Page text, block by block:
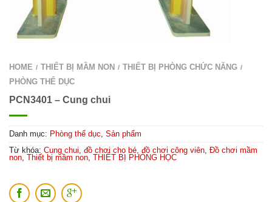
HOME / THIẾT BỊ MẦM NON / THIẾT BỊ PHÒNG CHỨC NĂNG /
PHÒNG THỂ DỤC
PCN3401 – Cung chui
Danh mục: Phòng thể dục Sản phẩm
Từ khóa: Cung chui đồ chơi cho bé đồ chơi công viên Đồ chơi mầm
non Thiết bị mầm non THIẾT BỊ PHÒNG HỌC